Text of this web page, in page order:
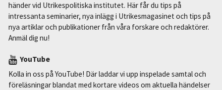
händer vid Utrikespolitiska institutet. Här får du tips på
intressanta seminarier, nya inlägg i Utrikesmagasinet och tips på
nya artiklar och publikationer från våra forskare och redaktörer.
Anmäl dig nu!
YouTube
Kolla in oss på YouTube! Där laddar vi upp inspelade samtal och
föreläsningar blandat med kortare videos om aktuella händelser